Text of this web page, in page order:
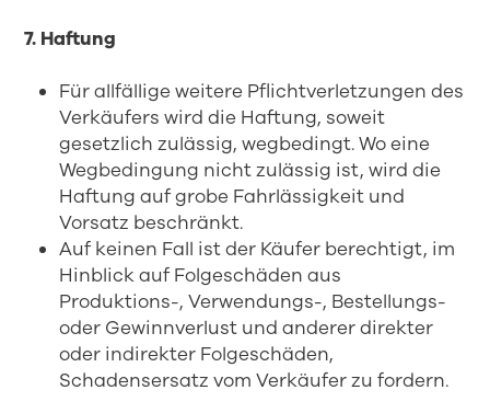
7. Haftung
Für allfällige weitere Pflichtverletzungen des
Verkäufers wird die Haftung, soweit
gesetzlich zulässig, wegbedingt. Wo eine
Wegbedingung nicht zulässig ist, wird die
Haftung auf grobe Fahrlässigkeit und
Vorsatz beschränkt.
Auf keinen Fall ist der Käufer berechtigt, im
Hinblick auf Folgeschäden aus
Produktions-, Verwendungs-, Bestellungs-
oder Gewinnverlust und anderer direkter
oder indirekter Folgeschäden,
Schadensersatz vom Verkäufer zu fordern.